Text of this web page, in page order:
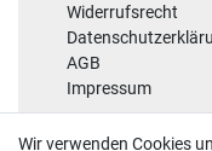
Widerrufsrecht
AGB
Impressum
Wir verwenden Cookies